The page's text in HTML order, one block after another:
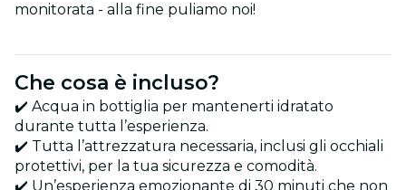
monitorata - alla fine puliamo noi!
Che cosa è incluso?
✔️ Acqua in bottiglia per mantenerti idratato
durante tutta l’esperienza.
✔️ Tutta l’attrezzatura necessaria, inclusi gli occhiali
protettivi, per la tua sicurezza e comodità.
✔️ Un’esperienza emozionante di 30 minuti che non